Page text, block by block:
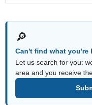
🔎
Can't find what you're
Let us search for you:
area and you receive